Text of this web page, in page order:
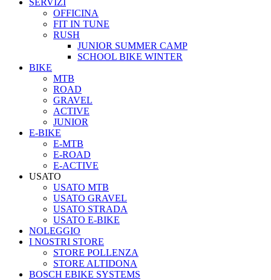
SERVIZI
OFFICINA
FIT IN TUNE
RUSH
JUNIOR SUMMER CAMP
SCHOOL BIKE WINTER
BIKE
MTB
ROAD
GRAVEL
ACTIVE
JUNIOR
E-BIKE
E-MTB
E-ROAD
E-ACTIVE
USATO
USATO MTB
USATO GRAVEL
USATO STRADA
USATO E-BIKE
NOLEGGIO
I NOSTRI STORE
STORE POLLENZA
STORE ALTIDONA
BOSCH EBIKE SYSTEMS